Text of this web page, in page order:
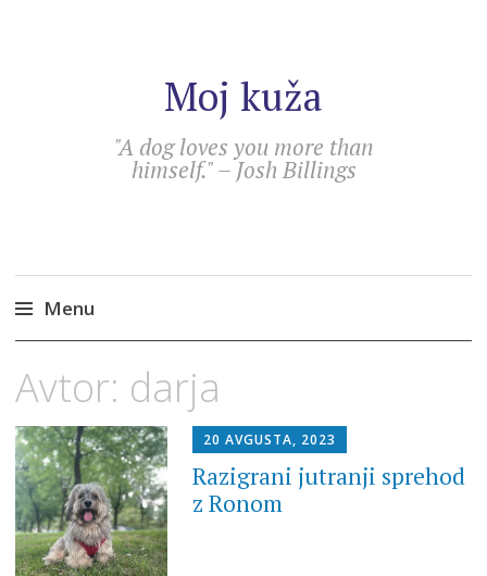
Moj kuža
"A dog loves you more than
himself." – Josh Billings
Menu
to
Avtor: darja
20 AVGUSTA, 2023
Razigrani jutranji sprehod
z Ronom